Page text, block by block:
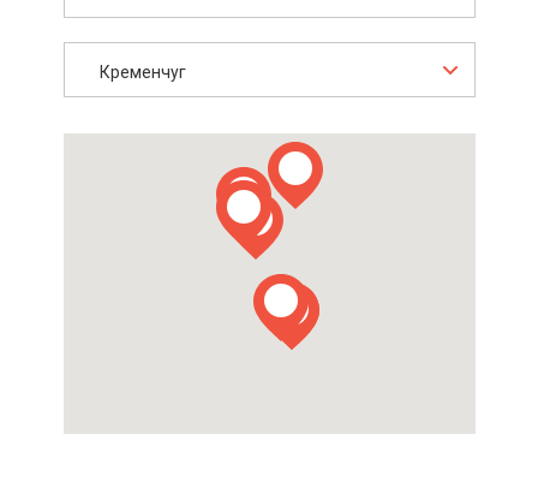
Кременчуг